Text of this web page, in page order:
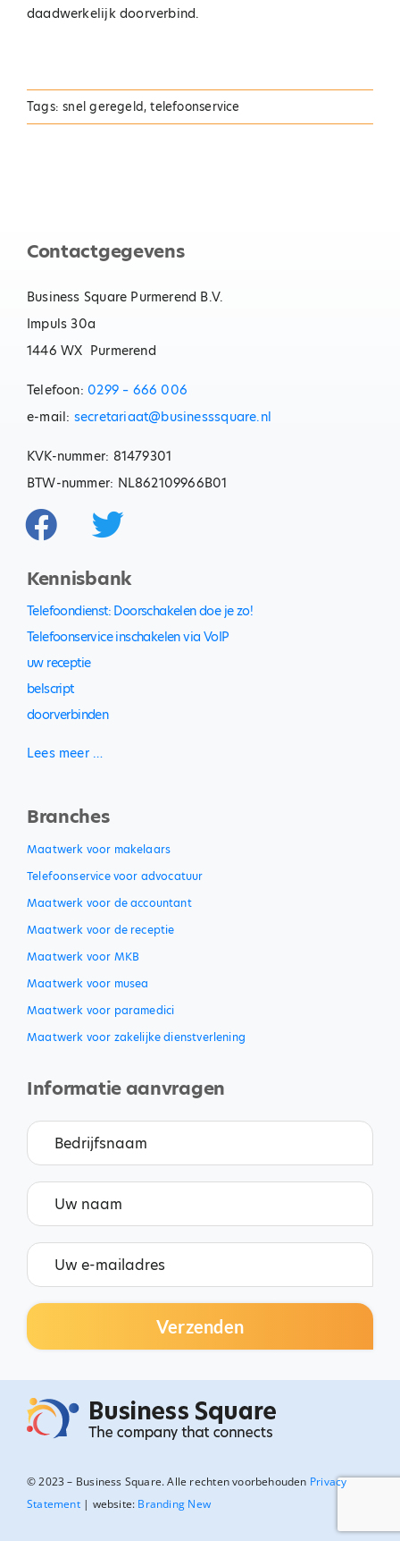
daadwerkelijk doorverbind.
Tags:snel geregeld,telefoonservice
Contactgegevens
Business Square Purmerend B.V.
Impuls 30a
1446 WX Purmerend
Telefoon:0299 – 666 006
e-mail: secretariaat@businesssquare.nl
KVK-nummer: 81479301
BTW-nummer: NL862109966B01
Kennisbank
Telefoondienst: Doorschakelen doe je zo!
Telefoonservice inschakelen via VoIP
uw receptie
belscript
doorverbinden
Lees meer …
Branches
Maatwerk voor makelaars
Telefoonservice voor advocatuur
Maatwerk voor de accountant
Maatwerk voor de receptie
Maatwerk voor MKB
Maatwerk voor musea
Maatwerk voor paramedici
Maatwerk voor zakelijke dienstverlening
Informatie aanvragen
© 2023 – Business Square. Alle rechten voorbehouden Privacy
Statement| website: Branding New